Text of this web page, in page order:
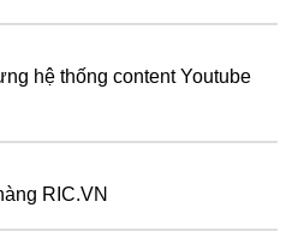
hệ thống content Youtube
RIC.VN